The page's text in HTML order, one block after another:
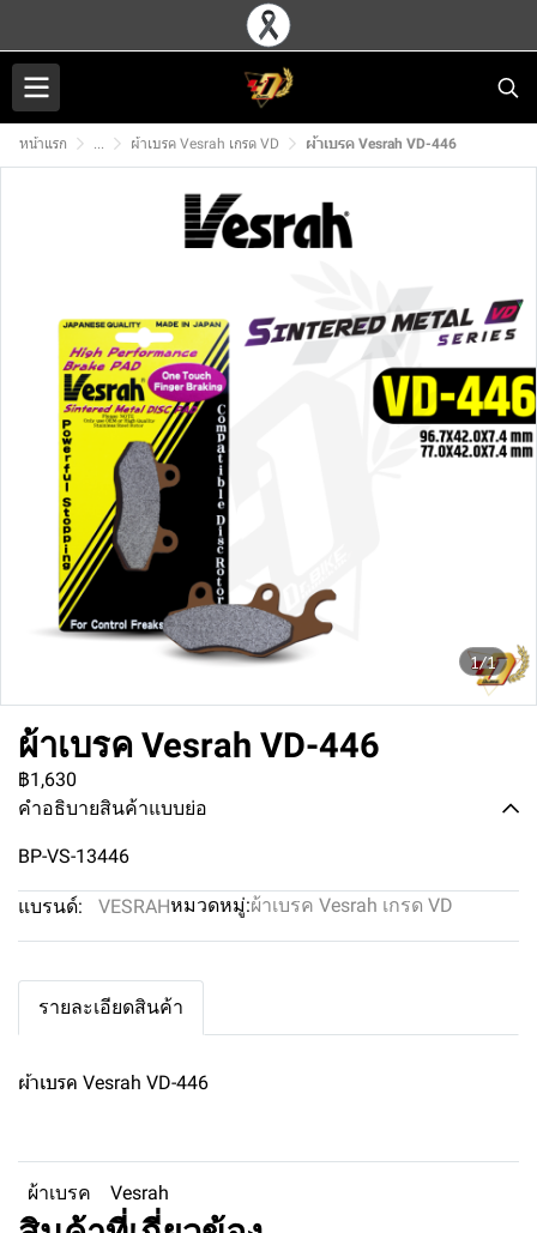
หน้าแรก ... ผ้าเบรค Vesrah เกรด VD ผ้าเบรค Vesrah VD-446
1/1
ผ้าเบรค Vesrah VD-446
฿1,630
คำอธิบายสินค้าแบบย่อ
BP-VS-13446
แบรนด์: VESRAHหมวดหมู่:ผ้าเบรค Vesrah เกรด VD
รายละเอียดสินค้า
ผ้าเบรค Vesrah VD-446
ผ้าเบรค Vesrah